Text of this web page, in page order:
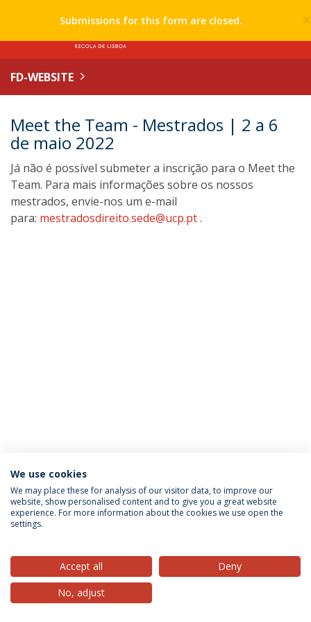
×
Submissions for this form are closed.
FD-WEBSITE
Meet the Team - Mestrados | 2 a 6
de maio 2022
Já não é possível submeter a inscrição para o Meet the
Team. Para mais informações sobre os nossos
mestrados, envie-nos um e-mail
para: mestradosdireito.sede@ucp.pt.
Privacy Policy Terms & Conditions Rights of Data Subjects
© 2026 Universidade Católica Portuguesa
We use cookies
We may place these for analysis of our visitor data, to improve our
website, show personalised content and to give you a great website
experience. For more information about the cookies we use open the
settings.
Accept all
Deny
No, adjust